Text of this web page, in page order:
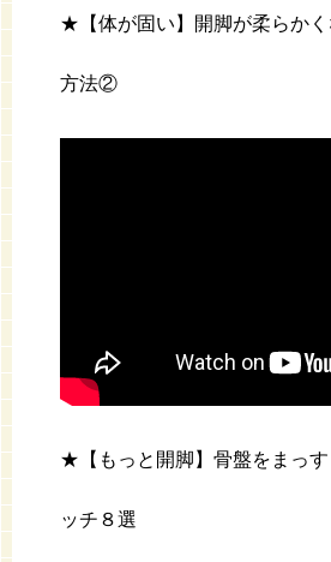
★【体が固い】開脚が柔らか
方法②
★【もっと開脚】骨盤をまっす
ッチ８選